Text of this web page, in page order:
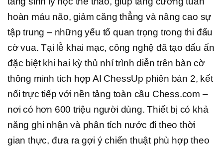
hoàn máu não, giảm căng thẳng và nâng cao sự
tập trung – những yếu tố quan trọng trong thi đấu
cờ vua. Tại lễ khai mạc, công nghệ đã tạo dấu ấn
đặc biệt khi hai kỳ thủ nhí trình diễn trên bàn cờ
thông minh tích hợp AI ChessUp phiên bản 2, kết
nối trực tiếp với nền tảng toàn cầu Chess.com –
nơi có hơn 600 triệu người dùng. Thiết bị có khả
năng ghi nhận và phân tích nước đi theo thời
gian thực, đưa ra gợi ý chiến thuật phù hợp theo